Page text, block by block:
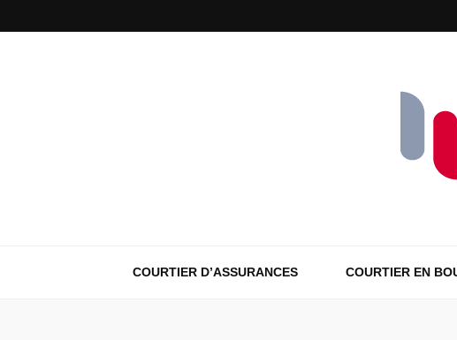
COURTIER D’ASSURANCES COURTIER EN